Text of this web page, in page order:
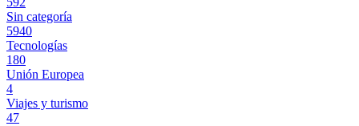
Sin categoría
5940
Tecnologías
180
Unión Europea
4
Viajes y turismo
47